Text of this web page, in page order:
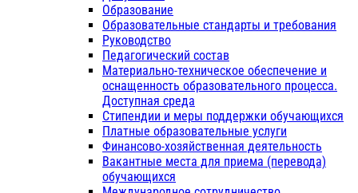
Образование
Образовательные стандарты и требования
Руководство
Педагогический состав
Материально-техническое обеспечение и
оснащенность образовательного процесса.
Доступная среда
Стипендии и меры поддержки обучающихся
Платные образовательные услуги
Финансово-хозяйственная деятельность
Вакантные места для приема (перевода)
обучающихся